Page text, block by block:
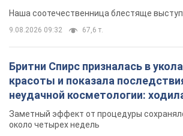
Видео
Наша соотечественница блестяще
9.08.2026 09:32 67,6 т.
Бритни Спирс призналась в
красоты и показала
неудачной косметологии:
так почти месяц
Заметный эффект от процедуры
около четырех недель